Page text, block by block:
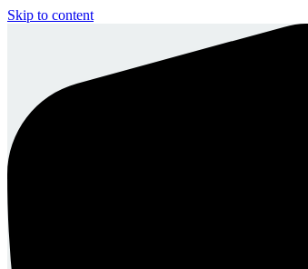
Skip to content